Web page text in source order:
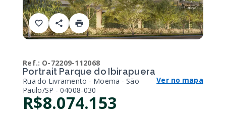
Ref.: O-72209-112068
Portrait Parque do Ibirapuera
Rua do Livramento - Moema - São
Paulo/SP - 04008-030
Ver no mapa
R$8.074.153